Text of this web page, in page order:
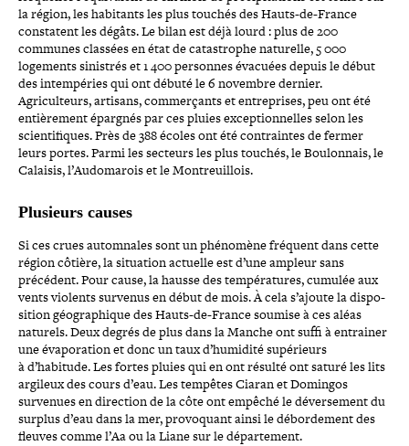
la région, les habitants les plus touchés des Hauts-​de-​France
constatent les dégâts. Le bilan est déjà lourd : plus de 200
communes classées en état de catas­trophe naturelle, 5 000
logements sinistrés et 1 400 personnes évacuées depuis le début
des intem­pé­ries qui ont débuté le 6 novembre dernier.
Agriculteurs, artisans, com­mer­çants et entre­prises, peu ont été
entiè­re­ment épargnés par ces pluies excep­tion­nelles selon les
scien­ti­fiques. Près de 388 écoles ont été contraintes de fermer
leurs portes. Parmi les secteurs les plus touchés, le Boulonnais, le
Calaisis, l’Audomarois et le Montreuillois.
Plusieurs causes
Si ces crues autom­nales sont un phénomène fréquent dans cette
région côtière, la situation actuelle est d’une ampleur sans
précédent. Pour cause, la hausse des tem­pé­ra­tures, cumulée aux
vents violents survenus en début de mois. À cela s’ajoute la dis­po­
si­tion géo­gra­phique des Hauts-​de-​France soumise à ces aléas
naturels. Deux degrés de plus dans la Manche ont suffi à entrainer
une éva­po­ra­tion et donc un taux d’humidité supé­rieurs
à d’habitude. Les fortes pluies qui en ont résulté ont saturé les lits
argileux des cours d’eau. Les tempêtes Ciaran et Domingos
survenues en direction de la côte ont empêché le déver­se­ment du
surplus d’eau dans la mer, pro­vo­quant ainsi le débor­de­ment des
fleuves comme l’Aa ou la Liane sur le département.